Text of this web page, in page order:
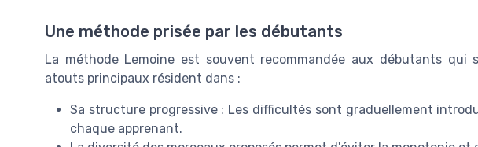
Une méthode prisée par les débutants
La méthode Lemoine est souvent recommandée aux débutants qui
atouts principaux résident dans :
Sa structure progressive : Les difficultés sont graduellement
chaque apprenant.